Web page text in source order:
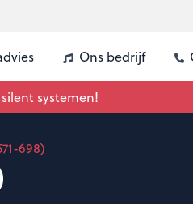
Ons bedrijf
systemen!
698)